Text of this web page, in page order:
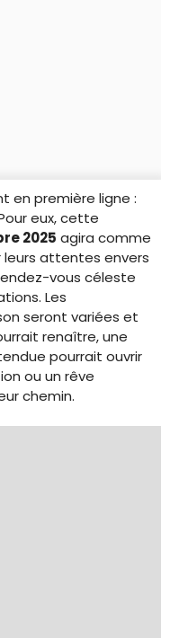
en première ligne :
eux, cette
2025 agira comme
leurs attentes envers
vous céleste
Les
seront variées et
renaître, une
pourrait ouvrir
ou un rêve
chemin.